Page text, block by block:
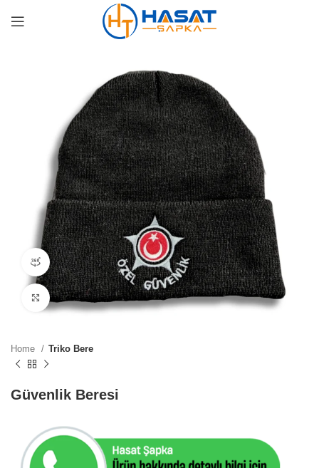
360 product view
Click to enlarge
Home Triko Bere
Güvenlik Beresi